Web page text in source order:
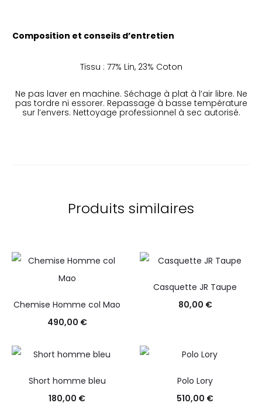
Composition et conseils d’entretien
Tissu : 77% Lin, 23% Coton
Ne pas laver en machine. Séchage à plat à l’air libre. Ne
pas tordre ni essorer. Repassage à basse température
sur l’envers. Nettoyage professionnel à sec autorisé.
Produits similaires
Chemise Homme col Mao
490,00 €
Casquette JR Taupe
80,00 €
Short homme bleu
180,00 €
Polo Lory
510,00 €